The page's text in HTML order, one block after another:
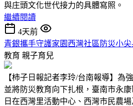
與庄頭文化世代接力的具體寫照。
繼續閱讀
4天前
青銀攜手守護家園西灣社區防災小
教育 親子育兒
【柿子日報記者李玲/台南報導】為
並將防災教育向下扎根，臺南市永
日在西灣里活動中心、西灣市民農